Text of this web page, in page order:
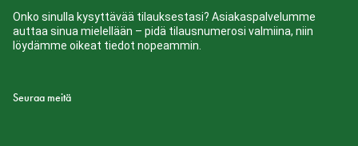
Onko sinulla kysyttävää tilauksestasi? Asiakaspalvelumme
auttaa sinua mielellään – pidä tilausnumerosi valmiina, niin
löydämme oikeat tiedot nopeammin.
Seuraa meitä